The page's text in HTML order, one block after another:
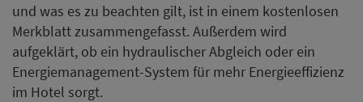
und was es zu beachten gilt, ist in einem kostenlosen
Merkblatt zusammengefasst. Außerdem wird
aufgeklärt, ob ein hydraulischer Abgleich oder ein
Energiemanagement-System für mehr Energieeffizienz
im Hotel sorgt.